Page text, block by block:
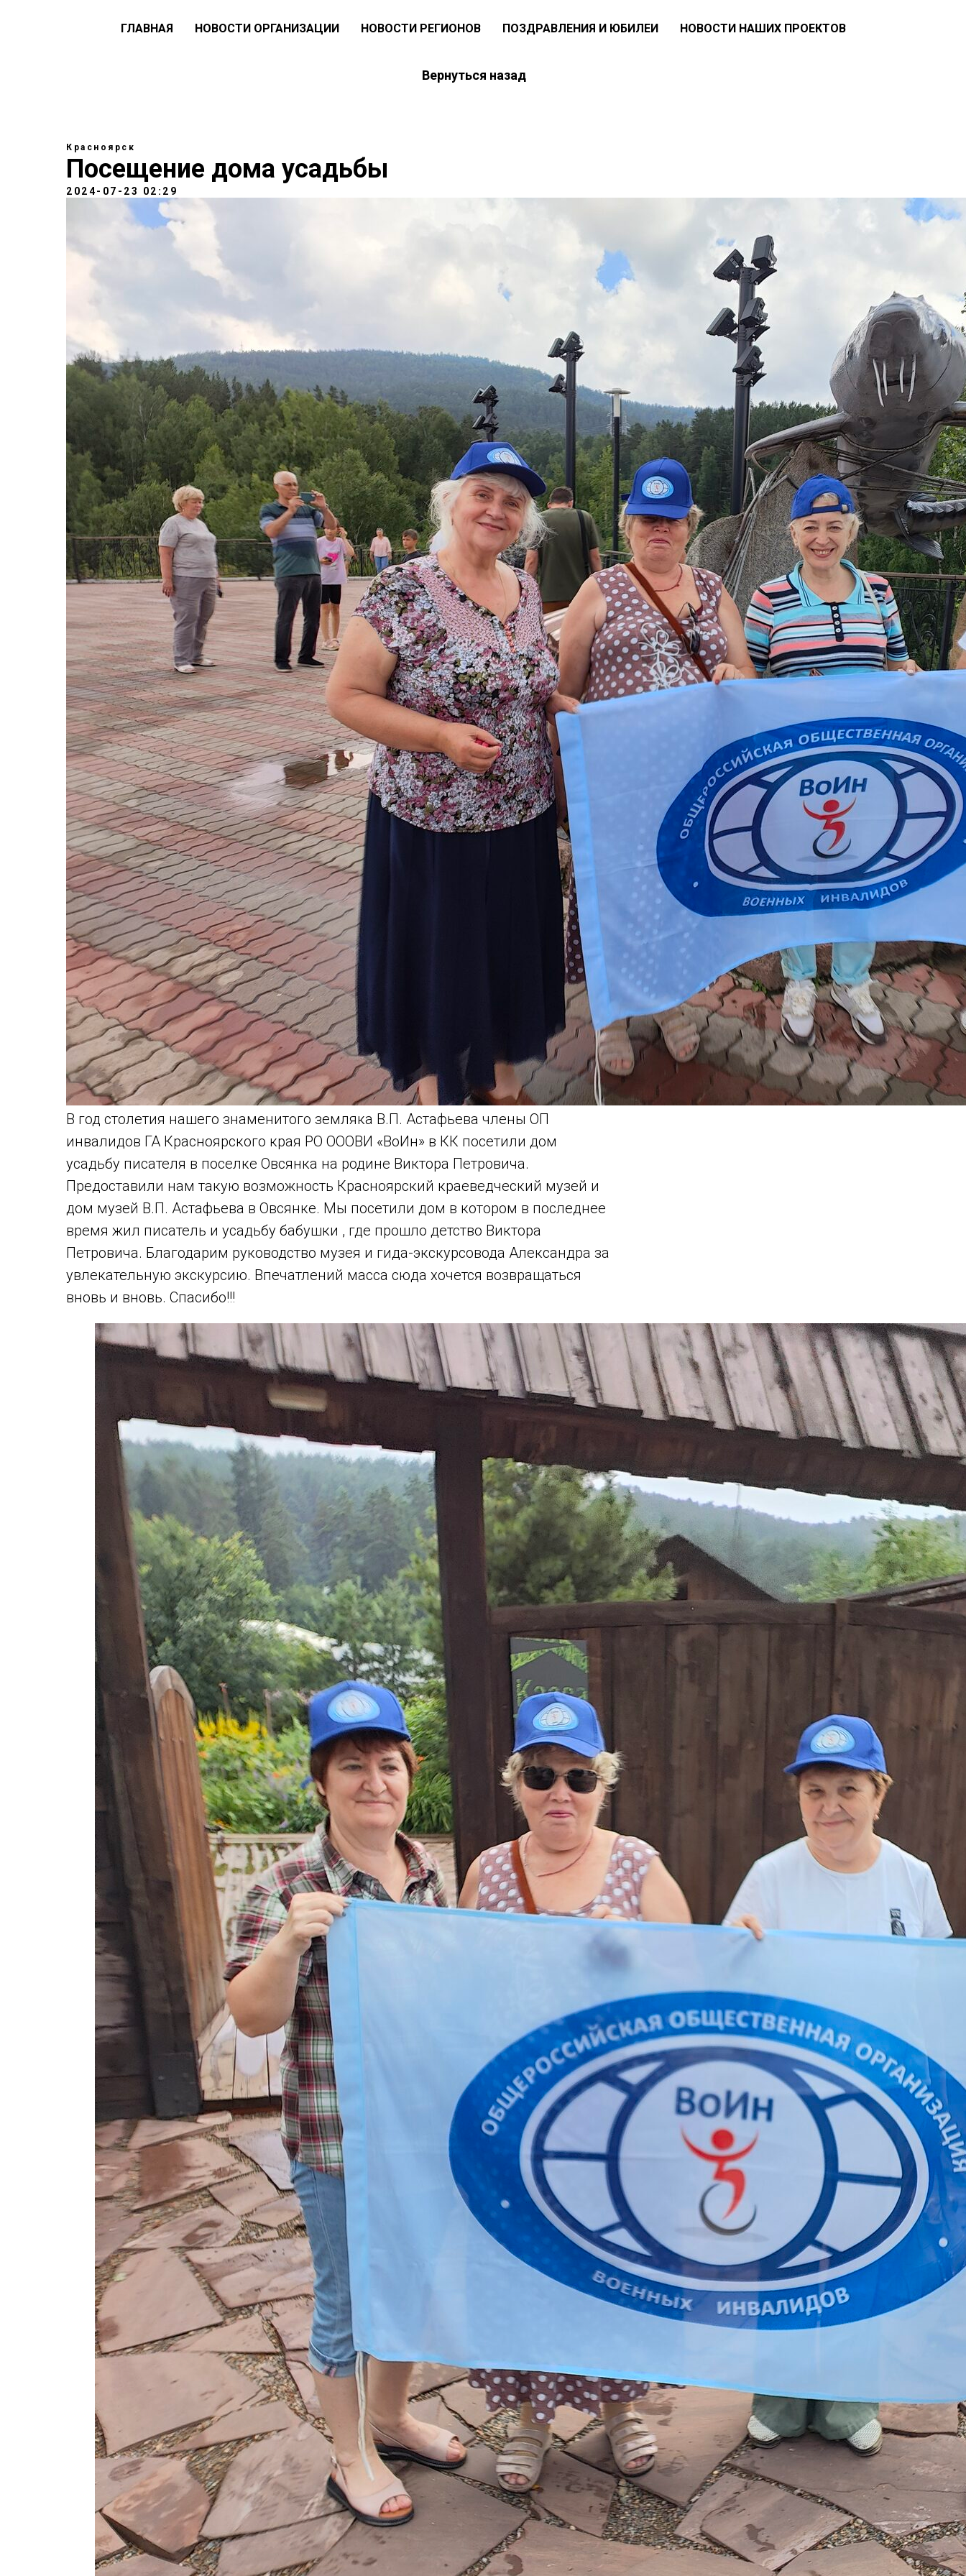
ГЛАВНАЯ НОВОСТИ ОРГАНИЗАЦИИ НОВОСТИ РЕГИОНОВ ПОЗДРАВЛЕНИЯ И ЮБИЛЕИ НОВОСТИ НАШИХ ПРОЕКТОВ
Вернуться назад
Красноярск
Посещение дома усадьбы
2024-07-23 02:29
В год столетия нашего знаменитого земляка В.П. Астафьева члены ОП
инвалидов ГА Красноярского края РО ОООВИ «ВоИн» в КК посетили дом
усадьбу писателя в поселке Овсянка на родине Виктора Петровича.
Предоставили нам такую возможность Красноярский краеведческий музей и
дом музей В.П. Астафьева в Овсянке. Мы посетили дом в котором в последнее
время жил писатель и усадьбу бабушки , где прошло детство Виктора
Петровича. Благодарим руководство музея и гида-экскурсовода Александра за
увлекательную экскурсию. Впечатлений масса сюда хочется возвращаться
вновь и вновь. Спасибо!!!